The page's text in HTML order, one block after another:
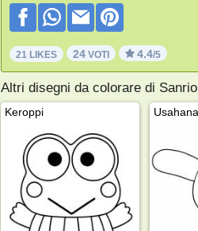
21 LIKES 24VOTI 4.4/5
Altri disegni da colorare di Sanrio
Keroppi